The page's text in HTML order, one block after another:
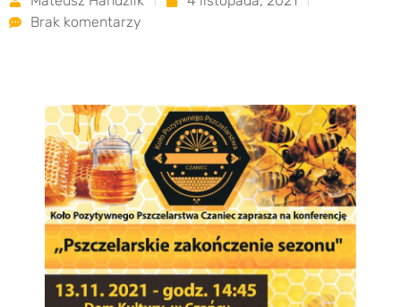
Brak komentarzy